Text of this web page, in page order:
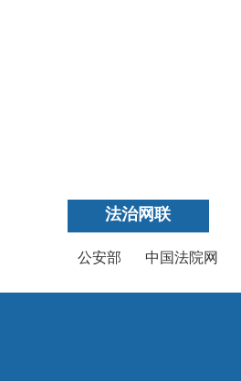
法治网联
公安部 中国法院网